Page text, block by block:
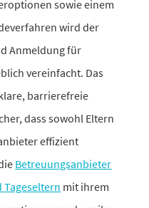
sowie einem
wird der
Anmeldung für
verein­facht. Das
barrie­re­freie
dass sowohl Eltern
effi­zient
Betreuungsanbieter
Tageseltern mit ihrem